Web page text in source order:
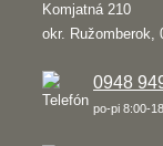
Komjatná 210
okr. Ružomberok,
0948
po-pi 8:00-